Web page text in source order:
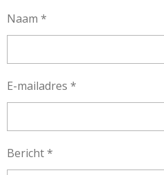
Naam *
E-mailadres *
Bericht *